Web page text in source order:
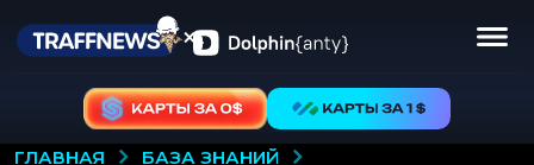
ГЛАВНАЯ
БАЗА ЗНАНИЙ